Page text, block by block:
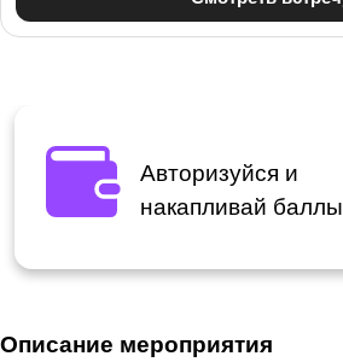
Авторизуйся и
накапливай баллы
Описание мероприятия